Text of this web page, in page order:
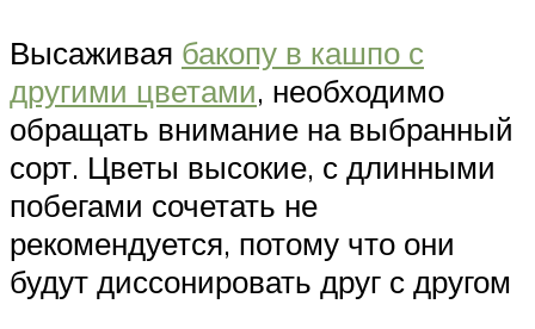
Высаживая бакопу в кашпо с
другими цветами, необходимо
обращать внимание на выбранный
сорт. Цветы высокие, с длинными
побегами сочетать не
рекомендуется, потому что они
будут диссонировать друг с другом